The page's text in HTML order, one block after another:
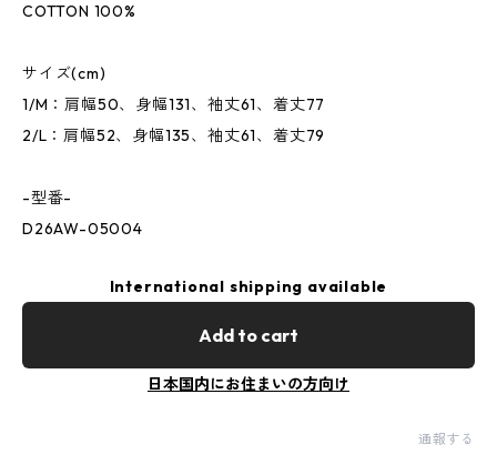
COTTON 100%
サイズ(cm)
1/M：肩幅50、身幅131、袖丈61、着丈77
2/L：肩幅52、身幅135、袖丈61、着丈79
-型番-
D26AW-05004
International shipping available
Add to cart
日本国内にお住まいの方向け
通報する